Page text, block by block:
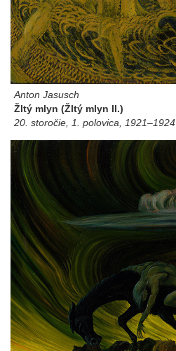
Anton Jasusch
Žltý mlyn (Žltý mlyn II.)
20. storočie, 1. polovica, 1921–1924